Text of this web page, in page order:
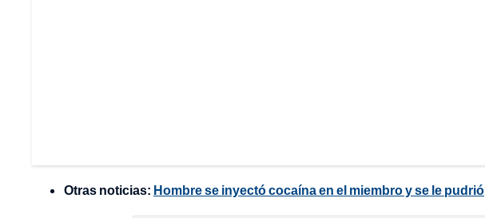
Otras noticias: Hombre se inyectó cocaína en el miembro y se le pudrió